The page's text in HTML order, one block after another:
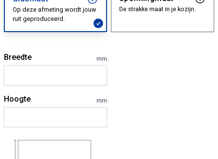
Op deze afmeting wordt jouw
ruit geproduceerd.
De strakke maat in je kozijn.
Breedte mm
Hoogte mm